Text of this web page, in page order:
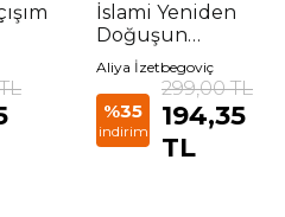
İslami Yeniden
Doğuşun
Meseleleri
Aliya İzetbegoviç
%35
indirim
299,00 TL
194,35
TL